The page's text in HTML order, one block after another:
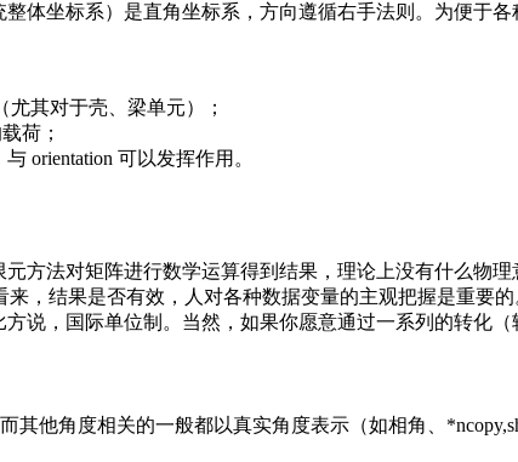
体坐标系）是直角坐标系，方向遵循右手法则。为便于
其对于壳、梁单元）；
荷；
orientation 可以发挥作用。
方法对矩阵进行数学运算得到结果，理论上没有什么物
，结果是否有效，人对各种数据变量的主观把握是重要
说，国际单位制。当然，如果你愿意通过一系列的转化
其他角度相关的一般都以真实角度表示（如相角、